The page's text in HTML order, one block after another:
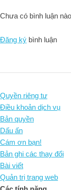
Chưa có bình luận
Đăng ký bình luận
Quyền riêng tư
Điều khoản dịch vụ
Bản quyền
Dấu ấn
Cám ơn bạn!
Bản ghi các thay đổi
Bài viết
Quản trị trang web